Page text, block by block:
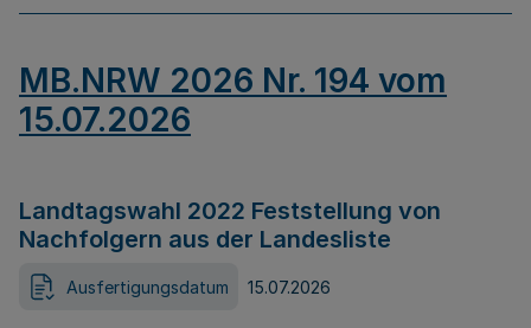
MB.NRW 2026 Nr. 194 vom
15.07.2026
Landtagswahl 2022 Feststellung von
Nachfolgern aus der Landesliste
Ausfertigungsdatum 15.07.2026